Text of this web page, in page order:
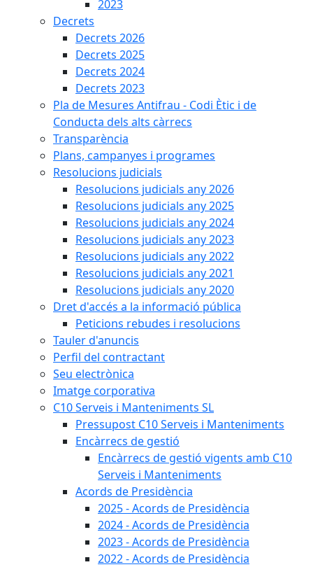
2023
Decrets
Decrets 2026
Decrets 2025
Decrets 2024
Decrets 2023
Pla de Mesures Antifrau - Codi Ètic i de
Conducta dels alts càrrecs
Transparència
Plans, campanyes i programes
Resolucions judicials
Resolucions judicials any 2026
Resolucions judicials any 2025
Resolucions judicials any 2024
Resolucions judicials any 2023
Resolucions judicials any 2022
Resolucions judicials any 2021
Resolucions judicials any 2020
Dret d'accés a la informació pública
Peticions rebudes i resolucions
Tauler d'anuncis
Perfil del contractant
Seu electrònica
Imatge corporativa
C10 Serveis i Manteniments SL
Pressupost C10 Serveis i Manteniments
Encàrrecs de gestió
Encàrrecs de gestió vigents amb C10
Serveis i Manteniments
Acords de Presidència
2025 - Acords de Presidència
2024 - Acords de Presidència
2023 - Acords de Presidència
2022 - Acords de Presidència